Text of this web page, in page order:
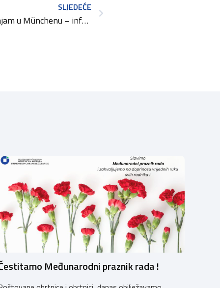
SLJEDEĆE
Međunarodni obrtnički sajam u Münchenu – informacija za putnike
Međunarodni praznik rada !